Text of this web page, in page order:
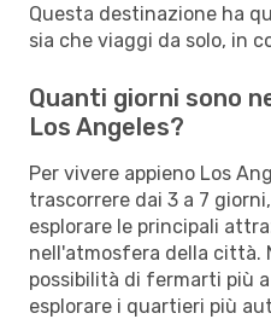
Questa destinazione ha
sia che viaggi da solo, in
Quanti giorni sono
Los Angeles?
Per vivere appieno Los
trascorrere dai 3 a 7
esplorare le principali
nell'atmosfera della città.
possibilità di fermarti più
esplorare i quartieri più